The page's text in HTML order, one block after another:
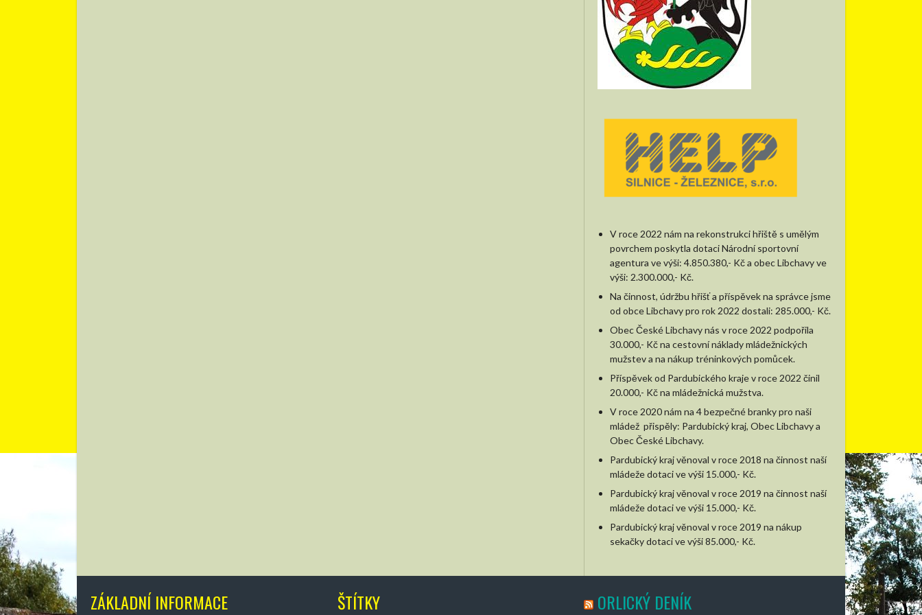
V roce 2022 nám na rekonstrukci hřiště s umělým
povrchem poskytla dotaci Národní sportovní
agentura ve výši: 4.850.380,- Kč a obec Libchavy ve
výši: 2.300.000,- Kč.
Na činnost, údržbu hřišť a příspěvek na správce jsme
od obce Libchavy pro rok 2022 dostali: 285.000,- Kč.
Obec České Libchavy nás v roce 2022 podpořila
30.000,- Kč na cestovní náklady mládežnických
mužstev a na nákup tréninkových pomůcek.
Příspěvek od Pardubického kraje v roce 2022 činil
20.000,- Kč na mládežnická mužstva.
V roce 2020 nám na 4 bezpečné branky pro naši
mládež přispěly: Pardubický kraj, Obec Libchavy a
Obec České Libchavy.
Pardubický kraj věnoval v roce 2018 na činnost naší
mládeže dotaci ve výši 15.000,- Kč.
Pardubický kraj věnoval v roce 2019 na činnost naší
mládeže dotaci ve výši 15.000,- Kč.
Pardubický kraj věnoval v roce 2019 na nákup
sekačky dotaci ve výši 85.000,- Kč.
ZÁKLADNÍ INFORMACE ŠTÍTKY ORLICKÝ DENÍK